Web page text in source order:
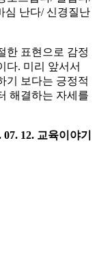
심 난다/ 신경질난
한 표현으로 감정
다. 미리 앞서서
기 보다는 긍정적
해결하는 자세를
12. 교육이야기